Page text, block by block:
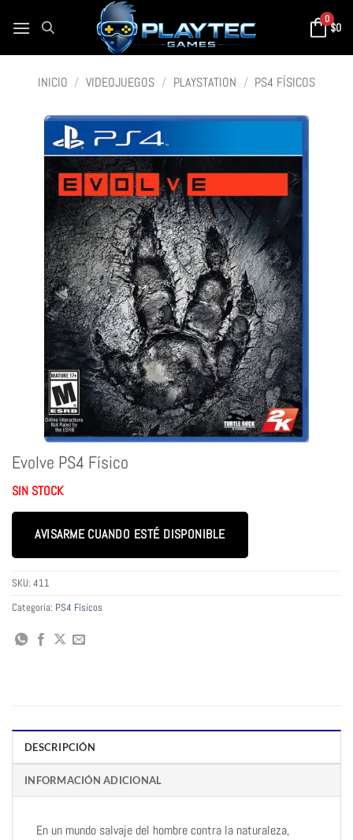
0
$0
INICIO / VIDEOJUEGOS / PLAYSTATION / PS4 FÍSICOS
Evolve PS4 Físico
SIN STOCK
AVISARME CUANDO ESTÉ DISPONIBLE
SKU: 411
Categoría: PS4 Físicos
DESCRIPCIÓN
INFORMACIÓN ADICIONAL
En un mundo salvaje del hombre contra la naturaleza,